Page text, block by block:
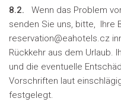
8.2. Wenn das Problem
senden Sie uns, bitte, Ihre
reservation@eahotels.cz
Rückkehr aus dem Urlaub.
und die eventuelle
Vorschriften laut
festgelegt.